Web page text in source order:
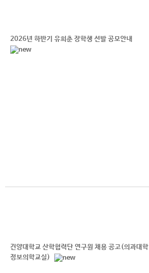
2026년 하반기 유희춘 장학생 선발 공모안내
건양대학교 산학협력단 연구원 채용 공고(의과대학
정보의학교실)